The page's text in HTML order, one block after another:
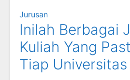
Jurusan
Inilah Berbagai
Kuliah Yang
Tiap Universitas